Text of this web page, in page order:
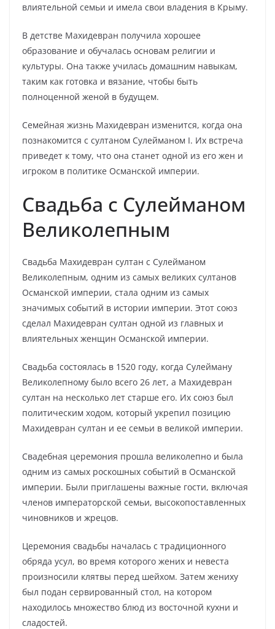
влиятельной семьи и имела свои владения в Крыму.
В детстве Махидевран получила хорошее
образование и обучалась основам религии и
культуры. Она также училась домашним навыкам,
таким как готовка и вязание, чтобы быть
полноценной женой в будущем.
Семейная жизнь Махидевран изменится, когда она
познакомится с султаном Сулейманом I. Их встреча
приведет к тому, что она станет одной из его жен и
игроком в политике Османской империи.
Свадьба с Сулейманом
Великолепным
Свадьба Махидевран султан с Сулейманом
Великолепным, одним из самых великих султанов
Османской империи, стала одним из самых
значимых событий в истории империи. Этот союз
сделал Махидевран султан одной из главных и
влиятельных женщин Османской империи.
Свадьба состоялась в 1520 году, когда Сулейману
Великолепному было всего 26 лет, а Махидевран
султан на несколько лет старше его. Их союз был
политическим ходом, который укрепил позицию
Махидевран султан и ее семьи в великой империи.
Свадебная церемония прошла великолепно и была
одним из самых роскошных событий в Османской
империи. Были приглашены важные гости, включая
членов императорской семьи, высокопоставленных
чиновников и жрецов.
Церемония свадьбы началась с традиционного
обряда усул, во время которого жених и невеста
произносили клятвы перед шейхом. Затем жениху
был подан сервированный стол, на котором
находилось множество блюд из восточной кухни и
сладостей.